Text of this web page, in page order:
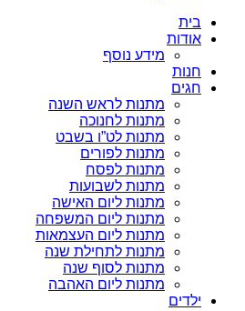
בית
אודות
מידע נוסף
חנות
חגים
מתנות לראש השנה
מתנות לחנוכה
מתנות לט”ו בשבט
מתנות לפורים
מתנות לפסח
מתנות לשבועות
מתנות ליום האישה
מתנות ליום המשפחה
מתנות ליום העצמאות
מתנות לתחילת שנה
מתנות לסוף שנה
מתנות ליום האהבה
ילדים